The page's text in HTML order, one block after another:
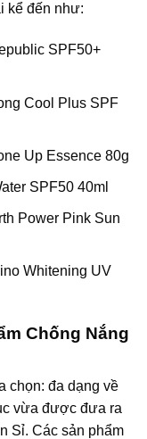
kể đến như:
SPF50+
Cool Plus SPF
Up Essence 80g
SPF50 40ml
Power Pink Sun
Whitening UV
Chống Nắng
chọn: đa dạng về
vừa được đưa ra
Sỉ. Các sản phẩm